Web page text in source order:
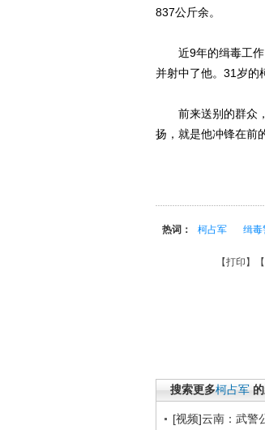
837公斤余。
近9年的缉毒工作
并射中了他。31岁的
前来送别的群众，
扬，就是他冲锋在前
热词： 柯占军 缉毒
【打印 】【
搜索更多柯占军
[视频]云南：武警